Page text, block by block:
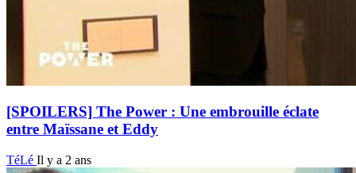
[SPOILERS] The Power : Une embrouille éclate
entre Maïssane et Eddy
TéLé Il y a 2 ans